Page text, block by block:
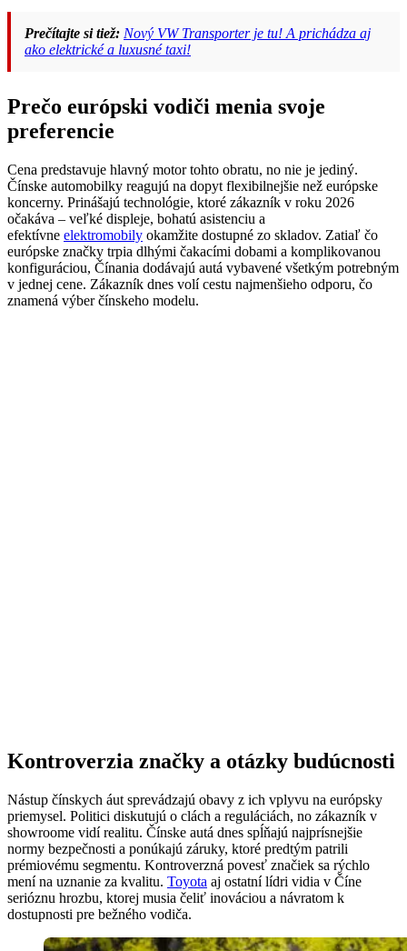
Prečítajte si tiež: Nový VW Transporter je tu! A prichádza aj
ako elektrické a luxusné taxi!
Prečo európski vodiči menia svoje
preferencie
Cena predstavuje hlavný motor tohto obratu, no nie je jediný.
Čínske automobilky reagujú na dopyt flexibilnejšie než európske
koncerny. Prinášajú technológie, ktoré zákazník v roku 2026
očakáva – veľké displeje, bohatú asistenciu a
efektívne elektromobily okamžite dostupné zo skladov. Zatiaľ čo
európske značky trpia dlhými čakacími dobami a komplikovanou
konfiguráciou, Čínania dodávajú autá vybavené všetkým potrebným
v jednej cene. Zákazník dnes volí cestu najmenšieho odporu, čo
znamená výber čínskeho modelu.
Kontroverzia značky a otázky budúcnosti
Nástup čínskych áut sprevádzajú obavy z ich vplyvu na európsky
priemysel. Politici diskutujú o clách a reguláciách, no zákazník v
showroome vidí realitu. Čínske autá dnes spĺňajú najprísnejšie
normy bezpečnosti a ponúkajú záruky, ktoré predtým patrili
prémiovému segmentu. Kontroverzná povesť značiek sa rýchlo
mení na uznanie za kvalitu. Toyota aj ostatní lídri vidia v Číne
serióznu hrozbu, ktorej musia čeliť inováciou a návratom k
dostupnosti pre bežného vodiča.